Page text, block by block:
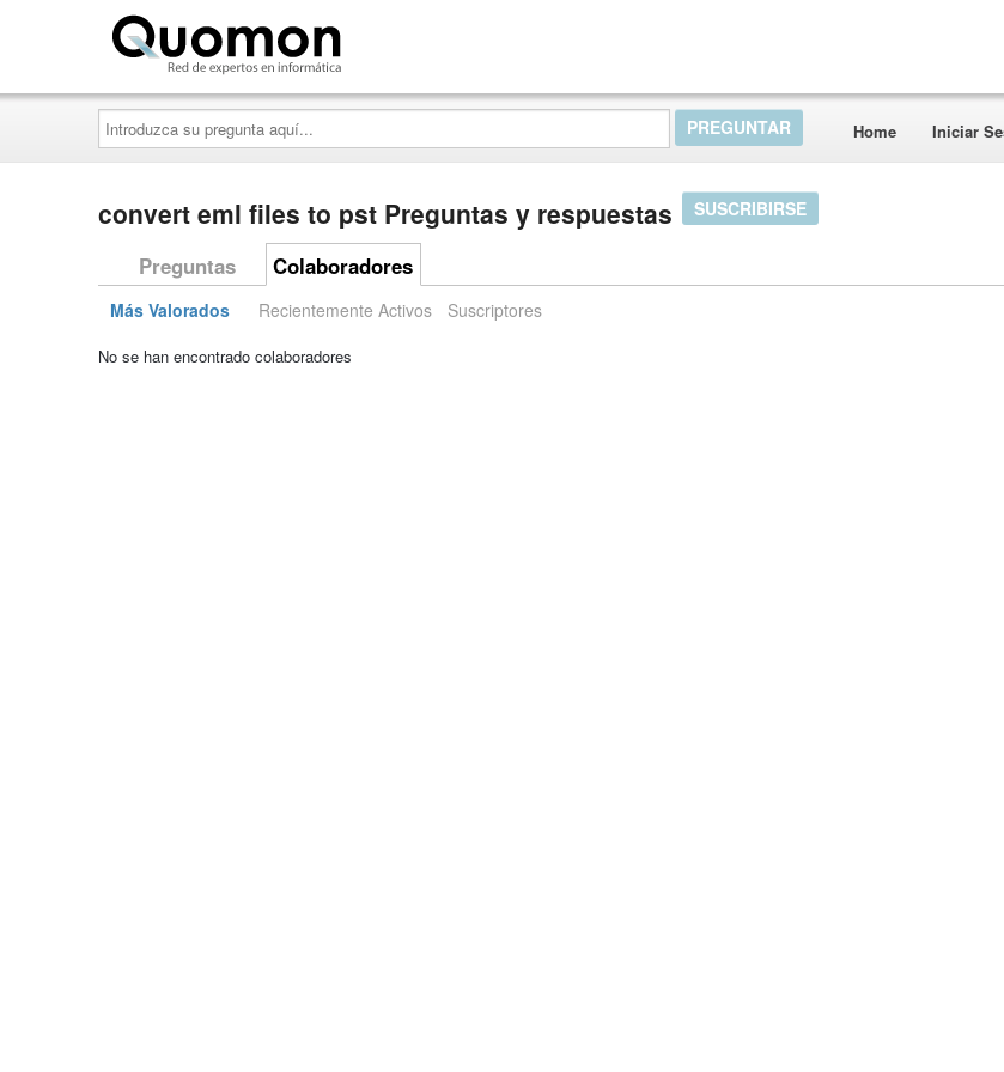
Introduzca
su
pregunta
aquí...
Home Iniciar
convert eml files to pst Preguntas y respuestas SUSCRIBIRSE
Preguntas Colaboradores
Más Valorados Recientemente Activos Suscriptores
No se han encontrado colaboradores